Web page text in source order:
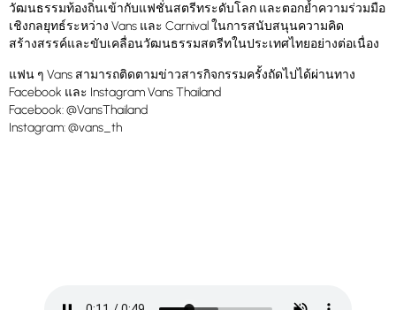
วัฒนธรรมท้องถิ่นเข้ากับแฟชั่นสตรีทระดับโลก และตอกย้ำความร่วมมือ
เชิงกลยุทธ์ระหว่าง Vans และ Carnival ในการสนับสนุนความคิด
สร้างสรรค์และขับเคลื่อนวัฒนธรรมสตรีทในประเทศไทยอย่างต่อเนื่อง
แฟน ๆ Vans สามารถติดตามข่าวสารกิจกรรมครั้งถัดไปได้ผ่านทาง
Facebook และ Instagram Vans Thailand
Facebook: @VansThailand
Instagram: @vans_th